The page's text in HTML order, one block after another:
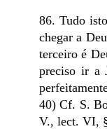
86. Tudo
chegar a
terceiro é
preciso ir a
40) Cf. S.
V., lect. VI,